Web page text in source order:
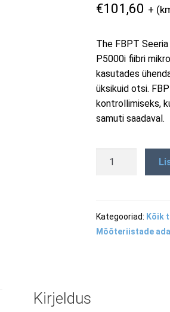
€101,60 +
The FBPT
P5000i fiibri
kasutades
üksikuid otsi.
kontrollimiseks,
samuti saadaval.
FBPT-
FC/PC
bulkhead
Kategooriad: Kõik
Mõõteriistade
Kirjeldus